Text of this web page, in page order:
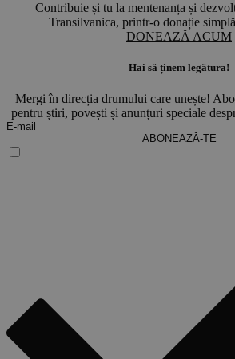
Contribuie și tu la mentenanța și
Transilvanica, printr-o donație
DONEAZĂ ACUM
Hai să ținem legătura!
Mergi în direcția drumului care unește!
pentru știri, povești și anunțuri speciale
ABONEAZĂ-TE